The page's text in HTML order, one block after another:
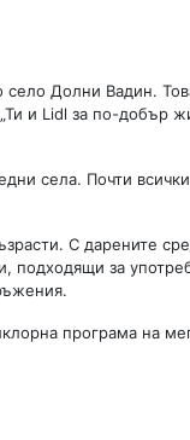
Долни Вадин.
и Lidl за по-добър
села. Почти
С дарените
подходящи за
програма на